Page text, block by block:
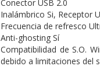
Conector USB 2.0
Inalámbrico Si, Receptor
Frecuencia de refresco
Anti-ghosting Sí
Compatibilidad de S.O.
debido a limitaciones del